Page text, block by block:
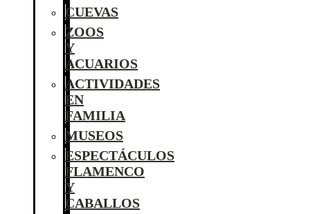
CUEVAS
ZOOS
Y
ACUARIOS
ACTIVIDADES
EN
FAMILIA
MUSEOS
ESPECTÁCULOS
FLAMENCO
Y
CABALLOS